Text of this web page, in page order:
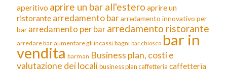
aperitivo aprire un bar all'estero aprire un
ristorante arredamento bararredamento innovativo per
bar arredamento per bar arredamento ristorante
arredare bar aumentare gli incassi bagni bar chiosco bar in
vendita barman Business plan, costi e
valutazione dei localibusiness plan caffetteria caffetteria